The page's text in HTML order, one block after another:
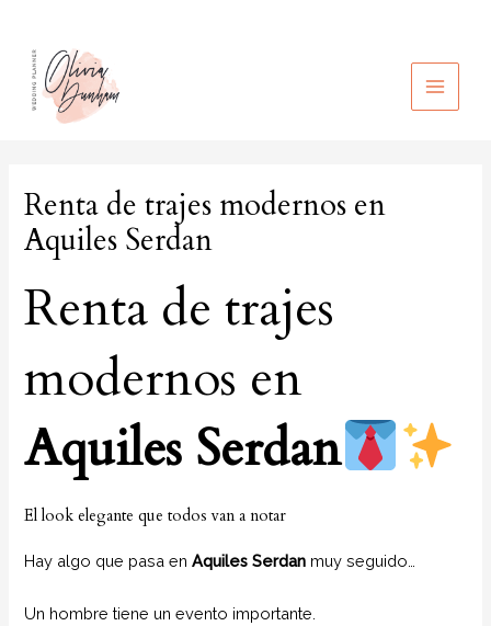
contenido
MAIN
Renta de trajes modernos en
Aquiles Serdan
Renta de trajes
modernos en
Aquiles Serdan
El look elegante que todos van a notar
Hay algo que pasa enAquiles Serdan muy seguido…
Un hombre tiene un evento importante.